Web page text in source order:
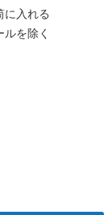
入れる
を除く